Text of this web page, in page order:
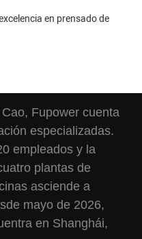
en prensado de
Fupower cuenta
especializadas.
empleados y la
plantas de
asciende a
mayo de 2026,
en Shanghái,